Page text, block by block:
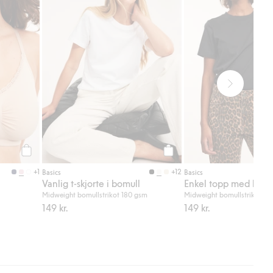
Legg til
+1
Legg til
Basics +12
Vanlig t-skjorte i bomull
Midweight bomullstrikot 180 gsm
149 kr.
Basics
Enkel topp med
Midweight bomullstrikot
149 kr.